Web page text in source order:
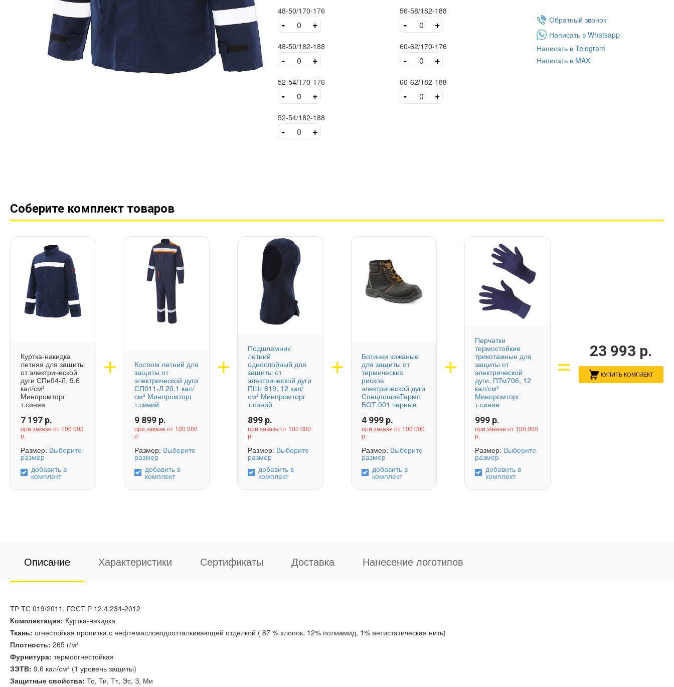
48-50/170-176
- +
48-50/182-188
- +
52-54/170-176
- +
52-54/182-188
- +
56-58/182-188
- +
60-62/170-176
- +
60-62/182-188
- +
Обратный звонок
Написать в Whatsapp
Написать в Telegram
Написать в MAX
Соберите комплект товаров
Куртка-накидка
летняя для защиты
от электрической
дуги СПн04-Л, 9,6
кал/см²
Минпромторг
т.синяя
7 197 р.
при заказе от 100 000
р.
Размер: Выберите
размер
добавить в
комплект
Костюм летний для
защиты от
электрической дуги
СП011-Л 20,1 кал/
см² Минпромторг
т.синий
9 899р.
при заказе от 100 000
р.
Размер: Выберите
размер
добавить в
комплект
Подшлемник
летний
однослойный для
защиты от
электрической дуги
ПШт 619, 12 кал/
см² Минпромторг
т.синий
899 р.
при заказе от 100 000
р.
Размер: Выберите
размер
добавить в
комплект
Ботинки кожаные
для защиты от
термических
рисков
электрической дуги
СпецпошивТермо
БОТ.001 черные
4 999р.
при заказе от 100 000
р.
Размер: Выберите
размер
добавить в
комплект
Перчатки
термостойкие
трикотажные для
защиты от
электрической
дуги, ПТм706, 12
кал/см²
Минпромторг
т.синие
999 р.
при заказе от 100 000
р.
Размер: Выберите
размер
добавить в
комплект
23 993 р.
КУПИТЬ КОМПЛЕКТ
Описание Характеристики Сертификаты Доставка Нанесение логотипов
ТР ТС 019/2011, ГОСТ Р 12.4.234-2012
Комплектация: Куртка-накидка
Ткань: огнестойкая пропитка с нефтемасловодоотталкивающей отделкой ( 87 % хлопок, 12% полиамид, 1% антистатическая нить)
Плотность: 265 г/м²
Фурнитура: термоогнестойкая
ЗЭТВ: 9,6 кал/см² (1 уровень защиты)
Защитные свойства: То, Ти, Тт, Эс, З, Ми